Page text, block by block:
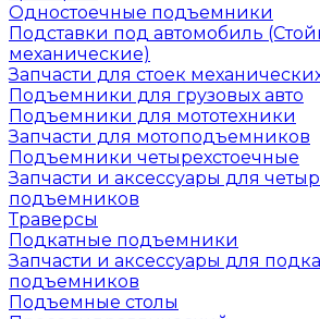
Одностоечные подъемники
Подставки под автомобиль
механические)
Запчасти для стоек
Подъемники для грузовых авто
Подъемники для мототехники
Запчасти для мотоподъемников
Подъемники четырехстоечные
Запчасти и аксессуары для
подъемников
Траверсы
Подкатные подъемники
Запчасти и аксессуары для
подъемников
Подъемные столы